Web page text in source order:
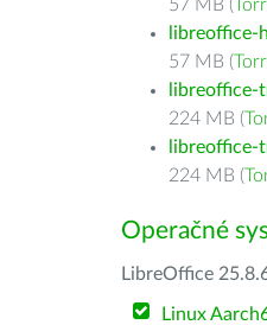
57 MB (
libreoffice-
57 MB (
libreoffice-
224 MB (
libreoffice-
224 MB (
Operačné
LibreOffice
Linux